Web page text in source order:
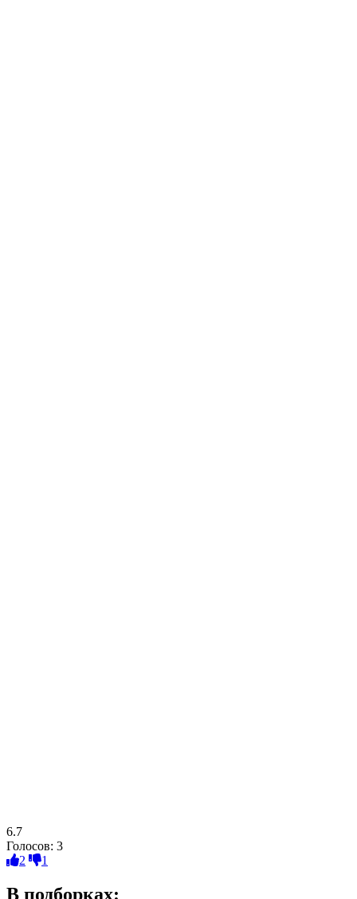
6.7
Голосов: 3
2
1
В подборках: